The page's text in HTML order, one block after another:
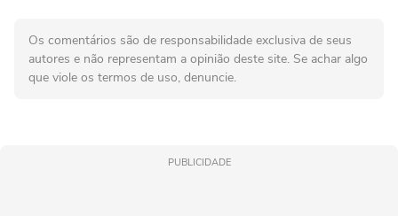
Os comentários são de responsabilidade exclusiva de seus
autores e não representam a opinião deste site. Se achar algo
que viole os termos de uso, denuncie.
PUBLICIDADE